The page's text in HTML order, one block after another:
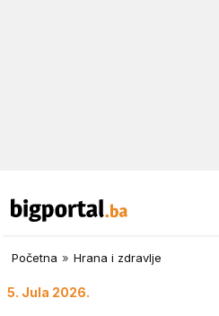
Početna » Hrana i zdravlje
5. Jula 2026.